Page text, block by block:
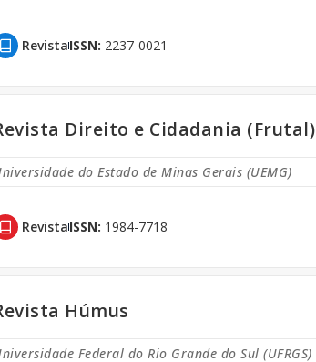
RevistaISSN: 2237-0021
Direito e Cidadania (Frutal)
do Estado de Minas Gerais (UEMG)
RevistaISSN: 1984-7718
Húmus
Federal do Rio Grande do Sul (UFRGS)